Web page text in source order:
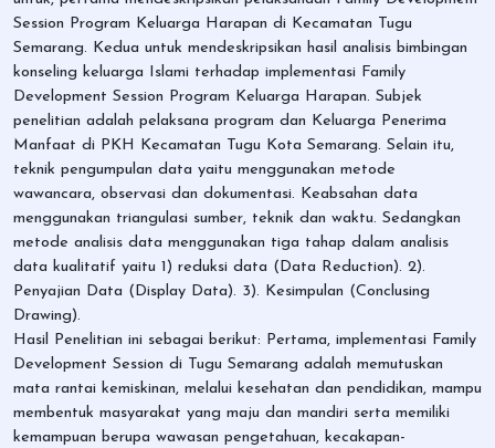
Session Program Keluarga Harapan di Kecamatan Tugu
Semarang. Kedua untuk mendeskripsikan hasil analisis bimbingan
konseling keluarga Islami terhadap implementasi Family
Development Session Program Keluarga Harapan. Subjek
penelitian adalah pelaksana program dan Keluarga Penerima
Manfaat di PKH Kecamatan Tugu Kota Semarang. Selain itu,
teknik pengumpulan data yaitu menggunakan metode
wawancara, observasi dan dokumentasi. Keabsahan data
menggunakan triangulasi sumber, teknik dan waktu. Sedangkan
metode analisis data menggunakan tiga tahap dalam analisis
data kualitatif yaitu 1) reduksi data (Data Reduction). 2).
Penyajian Data (Display Data). 3). Kesimpulan (Conclusing
Drawing).
Hasil Penelitian ini sebagai berikut: Pertama, implementasi Family
Development Session di Tugu Semarang adalah memutuskan
mata rantai kemiskinan, melalui kesehatan dan pendidikan, mampu
membentuk masyarakat yang maju dan mandiri serta memiliki
kemampuan berupa wawasan pengetahuan, kecakapan-